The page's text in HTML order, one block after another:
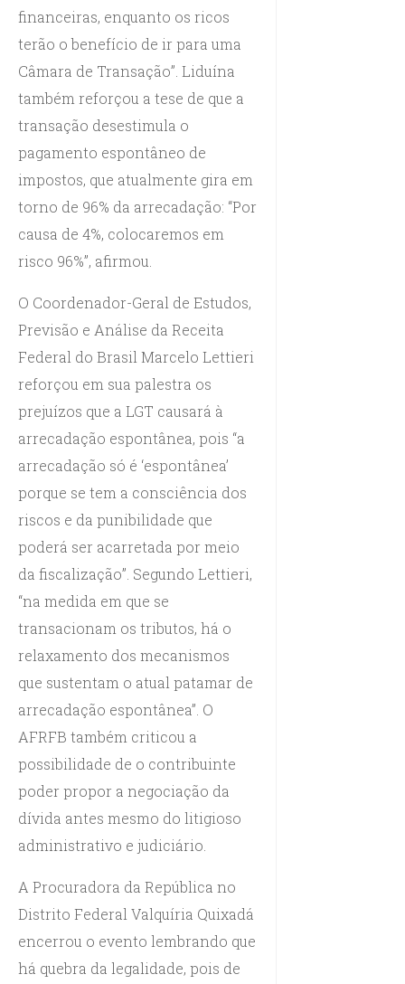
financeiras, enquanto os ricos
terão o benefício de ir para uma
Câmara de Transação”. Liduína
também reforçou a tese de que a
transação desestimula o
pagamento espontâneo de
impostos, que atualmente gira em
torno de 96% da arrecadação: “Por
causa de 4%, colocaremos em
risco 96%”, afirmou.
O Coordenador-Geral de Estudos,
Previsão e Análise da Receita
Federal do Brasil Marcelo Lettieri
reforçou em sua palestra os
prejuízos que a LGT causará à
arrecadação espontânea, pois “a
arrecadação só é ‘espontânea’
porque se tem a consciência dos
riscos e da punibilidade que
poderá ser acarretada por meio
da fiscalização”. Segundo Lettieri,
“na medida em que se
transacionam os tributos, há o
relaxamento dos mecanismos
que sustentam o atual patamar de
arrecadação espontânea”. O
AFRFB também criticou a
possibilidade de o contribuinte
poder propor a negociação da
dívida antes mesmo do litigioso
administrativo e judiciário.
A Procuradora da República no
Distrito Federal Valquíria Quixadá
encerrou o evento lembrando que
há quebra da legalidade, pois de